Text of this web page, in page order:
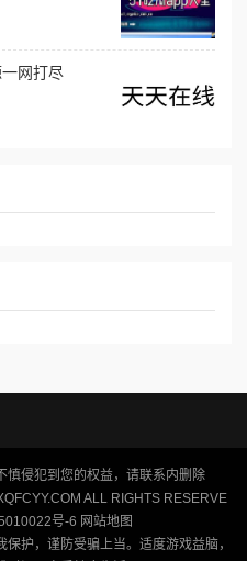
网打尽
慎侵犯到您的权益，请联系内删除
ALL RIGHTS RESERVE
号-6 网站地图
护，谨防受骗上当。适度游戏益脑，